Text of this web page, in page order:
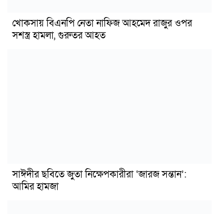
খোকসায় বিএনপি নেতা নাফিজ আহমেদ রাজুর ওপর
সশস্ত্র হামলা, গুরুতর আহত
সাঈদীর ছবিতে জুতা নিক্ষেপকারীরা ‘জারজ সন্তান’:
আমির হামজা